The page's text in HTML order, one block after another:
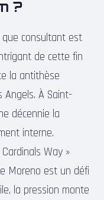
?
que consultant est
de cette fin
la antithèse
À Saint-
décennie la
interne.
Way »
Moreno est un défi
la pression monte